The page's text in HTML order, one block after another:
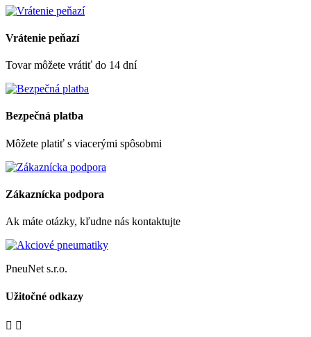
Vrátenie peňazí
Tovar môžete vrátiť do 14 dní
Bezpečná platba
Môžete platiť s viacerými spôsobmi
Zákaznícka podpora
Ak máte otázky, kľudne nás kontaktujte
PneuNet s.r.o.
Užitočné odkazy
 